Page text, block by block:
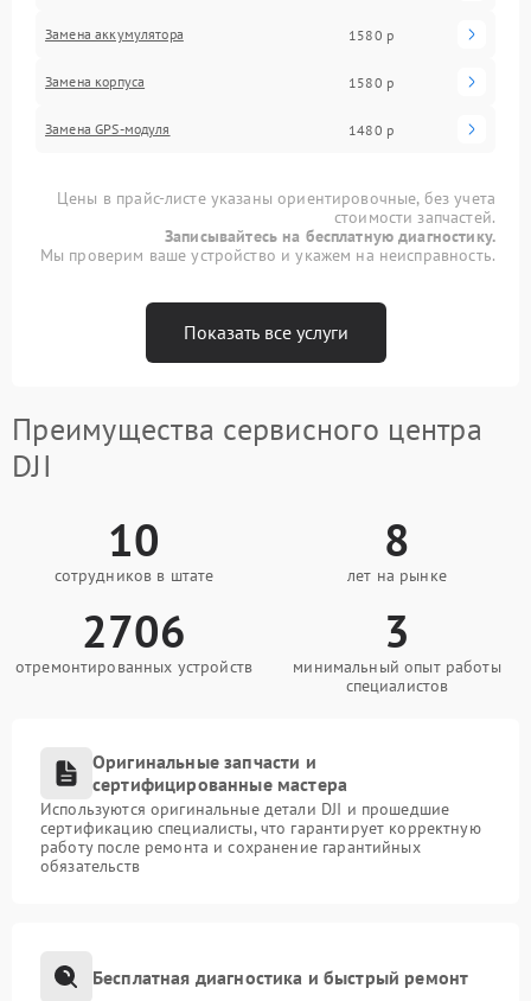
Замена аккумулятора 1580 р
Замена корпуса 1580 р
Замена GPS-модуля 1480 р
Цены в прайс-листе указаны ориентировочные, без учета
стоимости запчастей.
Записывайтесь на бесплатную диагностику.
Мы проверим ваше устройство и укажем на неисправность.
Показать все услуги
Преимущества сервисного центра
DJI
10
сотрудников в штате
8
лет на рынке
2706
отремонтированных устройств
3
минимальный опыт работы
специалистов
Оригинальные запчасти и
сертифицированные мастера
Используются оригинальные детали DJI и прошедшие
сертификацию специалисты, что гарантирует корректную
работу после ремонта и сохранение гарантийных
обязательств
Бесплатная диагностика и быстрый ремонт